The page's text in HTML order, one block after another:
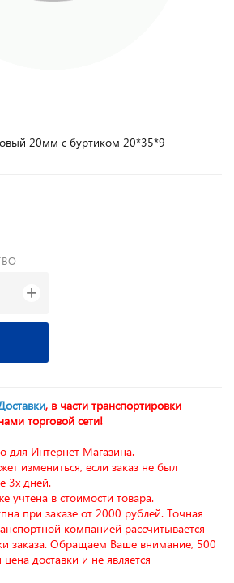
20мм с буртиком 20*35*9
+
, в части транспортировки
торговой сети!
для Интернет Магазина.
измениться, если заказ не был
3х дней.
учтена в стоимости товара.
при заказе от 2000 рублей. Точная
компанией рассчитывается
заказа. Обращаем Ваше внимание, 500
доставки и не является